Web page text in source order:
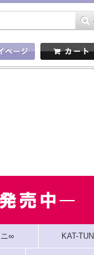
∞ KAT-TUN